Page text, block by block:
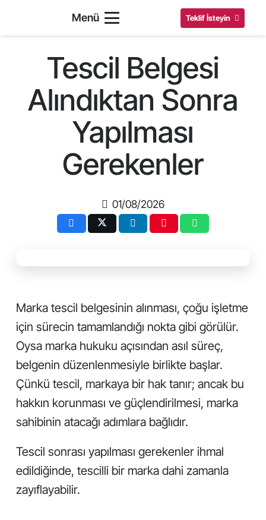
Menü Teklif İsteyin
Tescil Belgesi
Alındıktan Sonra
Yapılması
Gerekenler
01/08/2026
Marka tescil belgesinin alınması, çoğu işletme
için sürecin tamamlandığı nokta gibi görülür.
Oysa marka hukuku açısından asıl süreç,
belgenin düzenlenmesiyle birlikte başlar.
Çünkü tescil, markaya bir hak tanır; ancak bu
hakkın korunması ve güçlendirilmesi, marka
sahibinin atacağı adımlara bağlıdır.
Tescil sonrası yapılması gerekenler ihmal
edildiğinde, tescilli bir marka dahi zamanla
zayıflayabilir.